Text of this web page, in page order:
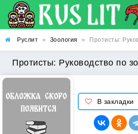
Руслит » Зоология » Протисты:
Протисты: Руководство по
В закладки